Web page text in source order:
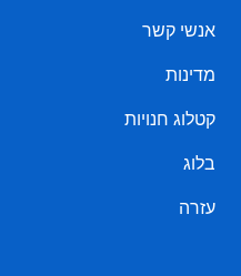
אנשי קשר
מדינות
קטלוג חנויות
בלוג
עזרה